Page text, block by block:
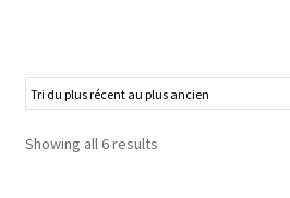
Showing all 6 results